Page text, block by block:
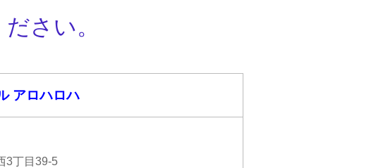
さい。
アロハロハ
3丁目39-5